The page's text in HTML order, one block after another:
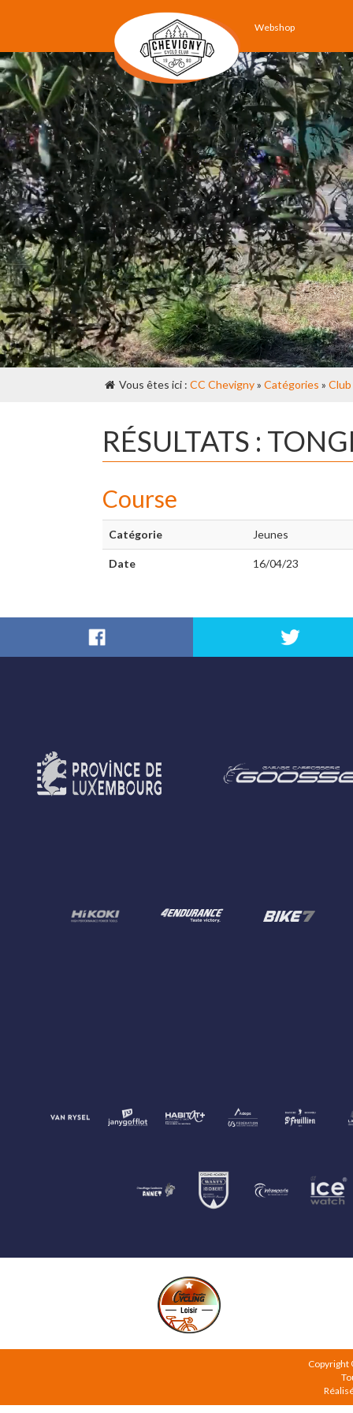
Webshop
Vous êtes ici : CC Chevigny» Catégories » Club
RÉSULTATS :
Course
Catégorie Jeunes
Date 16/04/23